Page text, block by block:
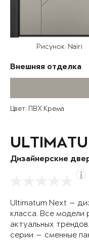
Рисунок: Nairi
Внешняя отделка
Цвет: ПВХ Крема
Дизайнерские
Ultimatum Next —
класса. Все
актуальных
серии — сменные